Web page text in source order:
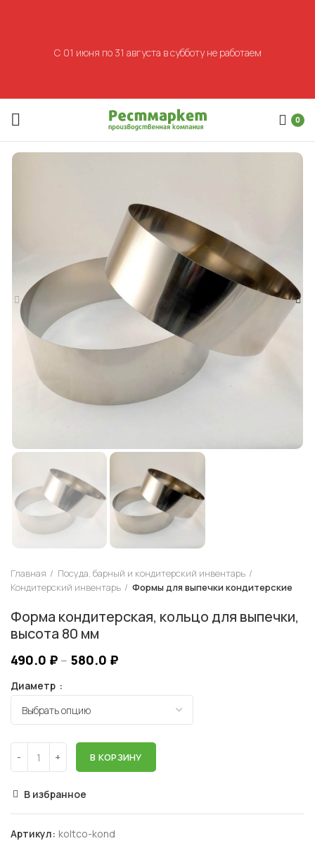
0
Главная
Посуда, барный и кондитерский инвентарь
Кондитерский инвентарь
Формы для выпечки кондитерские
Форма кондитерская, кольцо для выпечки,
высота 80 мм
490.0 ₽ – 580.0 ₽
Диаметр
В КОРЗИНУ
В избранное
Артикул: koltco-kond
С 01 июня по 31 августа в субботу не работаем